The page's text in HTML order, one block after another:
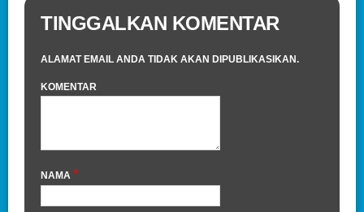
TINGGALKAN KOMENTAR
ALAMAT EMAIL ANDA TIDAK AKAN DIPUBLIKASIKAN.
KOMENTAR
NAMA *